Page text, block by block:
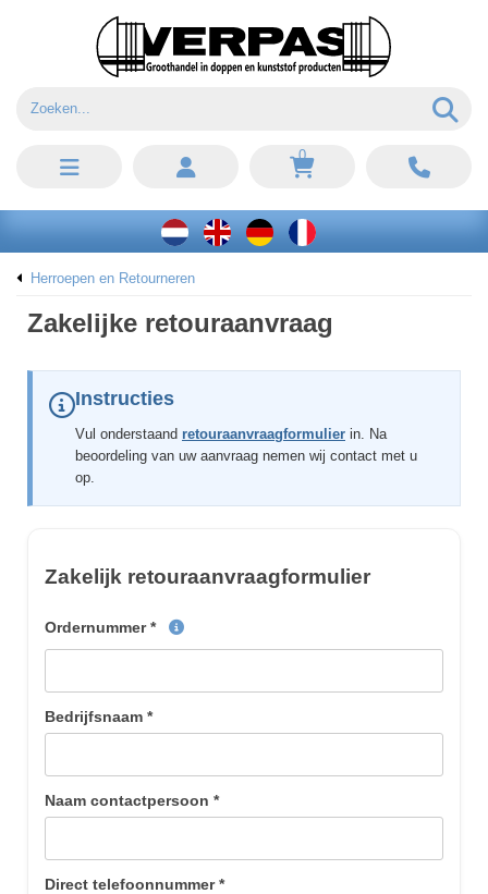
0
Herroepen en Retourneren
Zakelijke retouraanvraag
Instructies
Vul onderstaand retouraanvraagformulier in. Na
beoordeling van uw aanvraag nemen wij contact met u
op.
Zakelijk retouraanvraagformulier
Ordernummer *
Bedrijfsnaam *
Naam contactpersoon *
Direct telefoonnummer *